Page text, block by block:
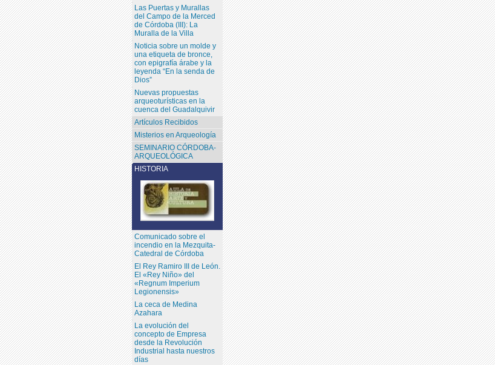
Las Puertas y Murallas
del Campo de la Merced
de Córdoba (III): La
Muralla de la Villa
Noticia sobre un molde y
una etiqueta de bronce,
con epigrafía árabe y la
leyenda “En la senda de
Dios”
Nuevas propuestas
arqueoturísticas en la
cuenca del Guadalquivir
Artículos Recibidos
Misterios en Arqueología
SEMINARIO CÓRDOBA-
ARQUEOLÓGICA
HISTORIA
Comunicado sobre el
incendio en la Mezquita-
Catedral de Córdoba
El Rey Ramiro III de León.
El «Rey Niño» del
«Regnum Imperium
Legionensis»
La ceca de Medina
Azahara
La evolución del
concepto de Empresa
desde la Revolución
Industrial hasta nuestros
días